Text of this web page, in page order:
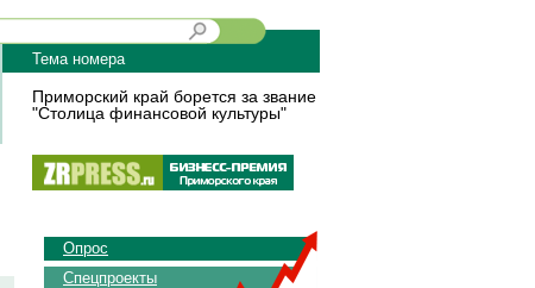
Тема номера
Приморский край борется за звание
"Столица финансовой культуры"
Опрос
Спецпроекты